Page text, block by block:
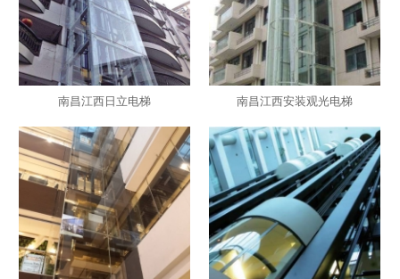
南昌江西日立电梯 南昌江西安装观光电梯